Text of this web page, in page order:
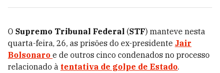
O Supremo Tribunal Federal (STF) manteve nesta
quarta-feira, 26, as prisões do ex-presidente Jair
Bolsonaro e de outros cinco condenados no processo
relacionado à tentativa de golpe de Estado.